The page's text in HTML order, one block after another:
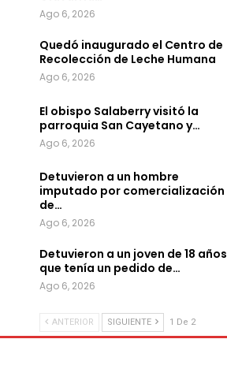
Ago 6, 2026
Quedó inaugurado el Centro de
Recolección de Leche Humana
Ago 6, 2026
El obispo Salaberry visitó la
parroquia San Cayetano y…
Ago 6, 2026
Detuvieron a un hombre
imputado por comercialización
de…
Ago 6, 2026
Detuvieron a un joven de 18 años
que tenía un pedido de…
Ago 6, 2026
ANTERIOR SIGUIENTE 1 De 2